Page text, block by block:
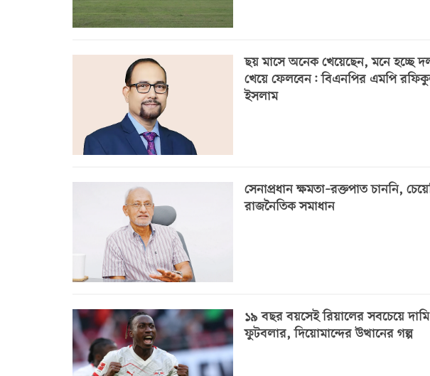
ছয় মাসে অনেক খেয়েছেন, মনে হচ্ছে
খেয়ে ফেলবেন: বিএনপির এমপি
ইসলাম
সেনাপ্রধান ক্ষমতা–রক্তপাত চাননি,
রাজনৈতিক সমাধান
১৯ বছর বয়সেই রিয়ালের সবচেয়ে দামি
ফুটবলার, দিয়োমান্দের উত্থানের গল্প